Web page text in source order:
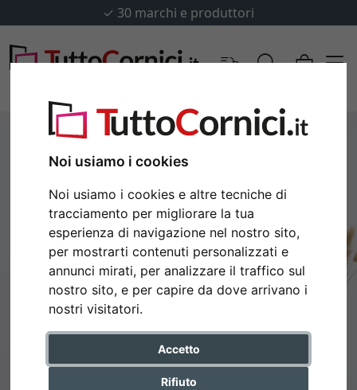
Noi usiamo i cookies
Noi usiamo i cookies e altre tecniche di
tracciamento per migliorare la tua
esperienza di navigazione nel nostro sito,
per mostrarti contenuti personalizzati e
annunci mirati, per analizzare il traffico sul
nostro sito, e per capire da dove arrivano i
nostri visitatori.
Accetto
Rifiuto
✓ 30 marchi e produttori
Indietro